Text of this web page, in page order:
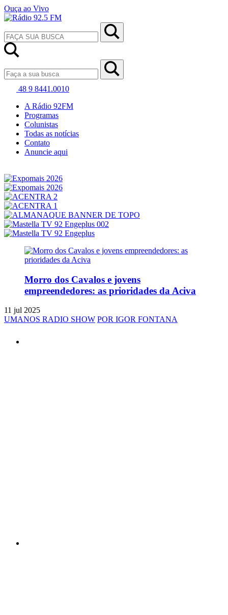
Ouça ao Vivo
48 9 8441.0010
A Rádio 92FM
Programas
Colunistas
Todas as notícias
Contato
Anuncie aqui
Morro dos Cavalos e jovens
empreendedores: as prioridades da Aciva
11 jul 2025
UMANOS RADIO SHOW POR IGOR FONTANA